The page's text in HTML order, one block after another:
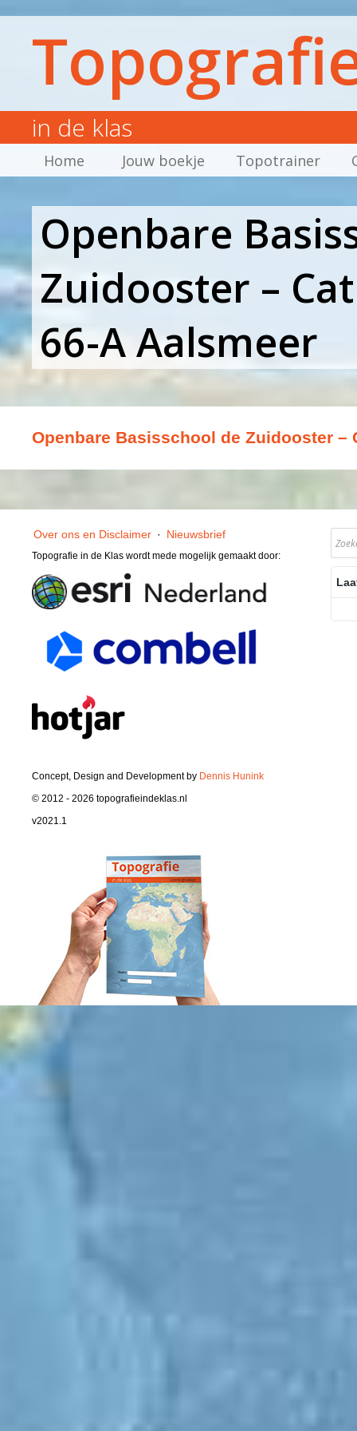
in de klas
Home Jouw boekje Topotrainer
Openbare
Zuidooster –
66-A Aalsmeer
Openbare Basisschool de Zuidooster –
Over ons en Disclaimer · Nieuwsbrief
Topografie in de Klas wordt mede mogelijk gemaakt door:
Concept, Design and Development by Dennis Hunink
© 2012 - 2026 topografieindeklas.nl
v2021.1